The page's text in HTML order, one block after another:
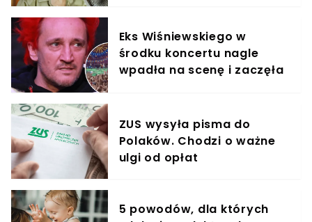
Eks Wiśniewskiego w
środku koncertu nagle
wpadła na scenę i zaczęła
ZUS wysyła pisma do
Polaków. Chodzi o ważne
ulgi od opłat
5 powodów, dla których